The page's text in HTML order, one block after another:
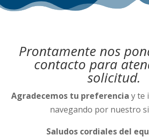
Prontamente nos
contacto para
solicitud.
Agradecemos tu preferencia y te
navegando por nuestro
Saludos cordiales del